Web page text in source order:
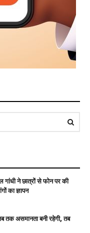
गांधी ने छात्रों से फोन पर की
का ज्ञापन
तक असमानता बनी रहेगी, तब